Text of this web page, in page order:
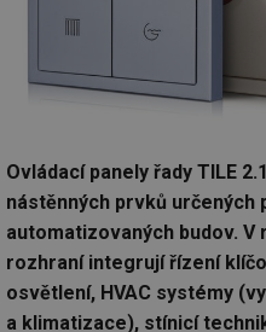
Ovládací panely řady TILE
nástěnných prvků určených
automatizovaných budov.
rozhraní integrují řízení
osvětlení, HVAC systémy
a klimatizace), stínicí